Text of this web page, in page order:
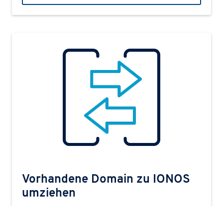
Vorhandene Domain zu IONOS
umziehen